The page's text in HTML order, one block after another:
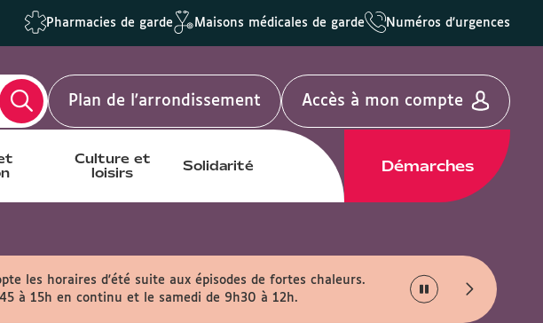
Pharmacies de garde Maisons médicales de garde Numéros d'urgences
Plan de l'arrondissement Accès à mon compte
Culture et
loisirs
Solidarité Démarches
les horaires d'été suite aux épisodes de fortes chaleurs.
à 15h en continu et le samedi de 9h30 à 12h.